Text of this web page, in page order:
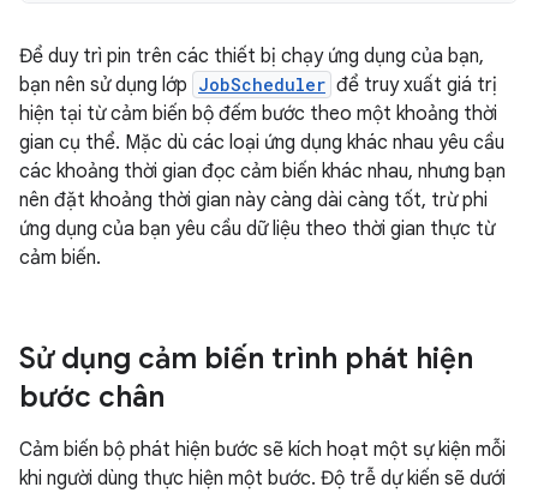
Để duy trì pin trên các thiết bị chạy ứng dụng của bạn,
bạn nên sử dụng lớp JobScheduler để truy xuất giá trị
hiện tại từ cảm biến bộ đếm bước theo một khoảng thời
gian cụ thể. Mặc dù các loại ứng dụng khác nhau yêu cầu
các khoảng thời gian đọc cảm biến khác nhau, nhưng bạn
nên đặt khoảng thời gian này càng dài càng tốt, trừ phi
ứng dụng của bạn yêu cầu dữ liệu theo thời gian thực từ
cảm biến.
Sử dụng cảm biến trình phát hiện
bước chân
Cảm biến bộ phát hiện bước sẽ kích hoạt một sự kiện mỗi
khi người dùng thực hiện một bước. Độ trễ dự kiến sẽ dưới